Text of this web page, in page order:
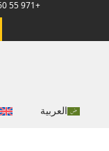
+971 55 5797960
العربية